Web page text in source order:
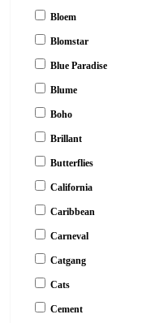
Bloem
Blomstar
Blue Paradise
Blume
Boho
Brillant
Butterflies
California
Caribbean
Carneval
Catgang
Cats
Cement